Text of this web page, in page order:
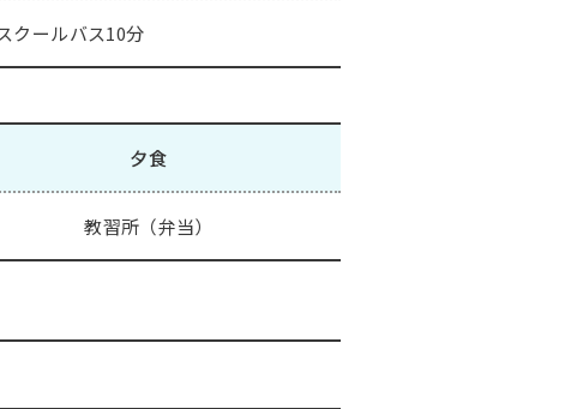
クールバス10分
夕食
教習所（弁当）